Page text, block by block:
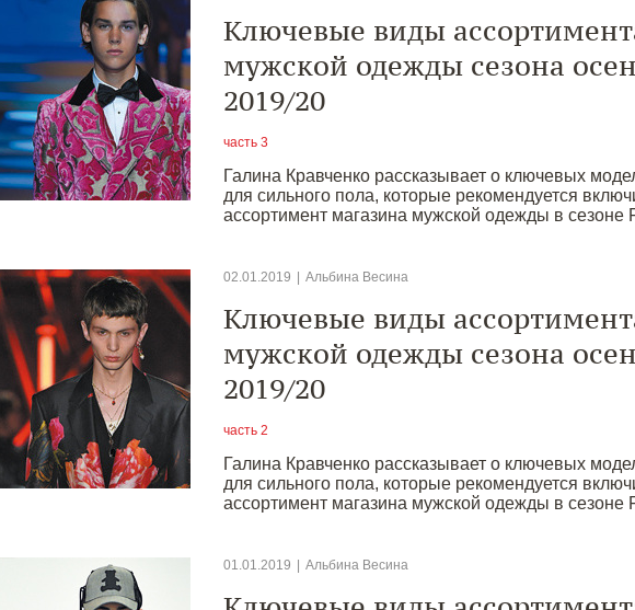
Ключевые виды
мужской одежды сезона
2019/20
часть 3
Галина Кравченко рассказывает о ключевых
для сильного пола, которые рекомендуется
ассортимент магазина мужской одежды в сезоне
02.01.2019 Альбина Весина
Ключевые виды
мужской одежды сезона
2019/20
часть 2
Галина Кравченко рассказывает о ключевых
для сильного пола, которые рекомендуется
ассортимент магазина мужской одежды в сезоне
01.01.2019 Альбина Весина